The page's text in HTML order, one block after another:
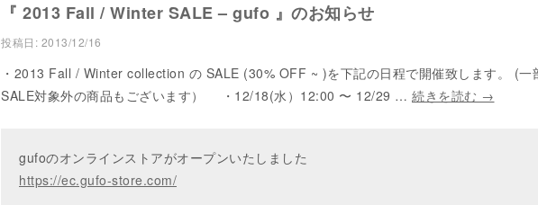
『 2013 Fall / Winter SALE – gufo 』のお知らせ
投稿日: 2013/12/16
・2013 Fall / Winter collection の SALE (30% OFF ~ )を下記の日程で開催致します。 (一
SALE対象外の商品もございます） ・12/18(水）12:00 〜 12/29 … 続きを読む →
gufoのオンラインストアがオープンいたしました
https://ec.gufo-store.com/